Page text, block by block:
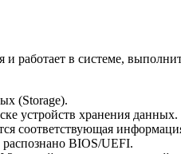
и работает в системе,
(Storage).
устройств хранения данных.
соответствующая
распознано BIOS/UEFI.